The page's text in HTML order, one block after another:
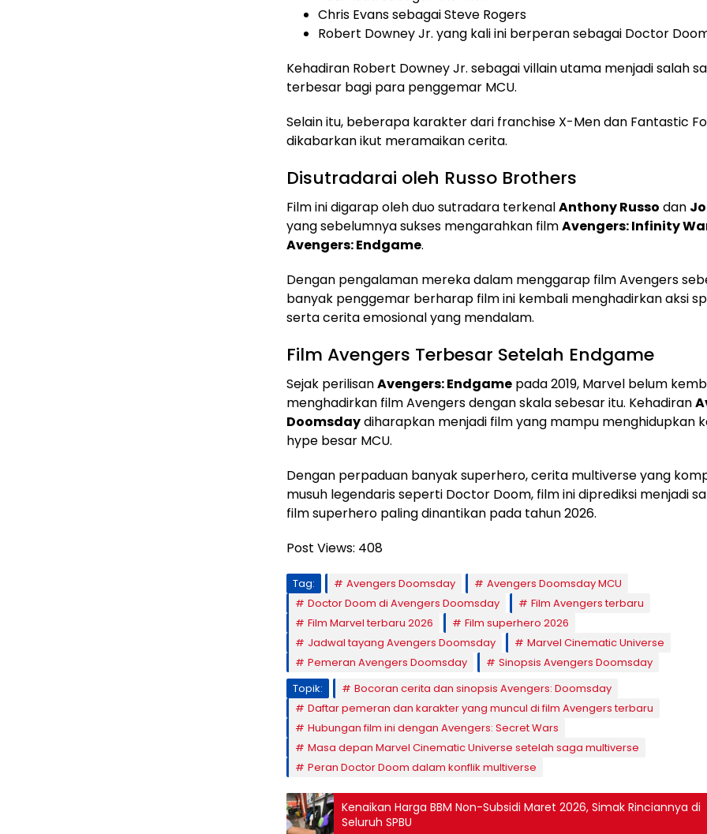
Chris Evans sebagai Steve Rogers
Robert Downey Jr. yang kali ini berperan sebagai Doctor
Kehadiran Robert Downey Jr. sebagai villain utama menjadi salah
terbesar bagi para penggemar MCU.
Selain itu, beberapa karakter dari franchise X-Men dan Fantastic
dikabarkan ikut meramaikan cerita.
Disutradarai oleh Russo Brothers
Film ini digarap oleh duo sutradara terkenalAnthony Russo dan
yang sebelumnya sukses mengarahkan filmAvengers: Infinity
Avengers: Endgame.
Dengan pengalaman mereka dalam menggarap film Avengers
banyak penggemar berharap film ini kembali menghadirkan aksi
serta cerita emosional yang mendalam.
Film Avengers Terbesar Setelah Endgame
Sejak perilisanAvengers: Endgame pada 2019, Marvel belum
menghadirkan film Avengers dengan skala sebesar itu. Kehadiran
Doomsdaydiharapkan menjadi film yang mampu menghidupkan
hype besar MCU.
Dengan perpaduan banyak superhero, cerita multiverse yang
musuh legendaris seperti Doctor Doom, film ini diprediksi menjadi
film superhero paling dinantikan pada tahun 2026.
Post Views: 408
Tag: Avengers Doomsday
Avengers Doomsday MCU
Doctor Doom di Avengers Doomsday
Film Avengers terbaru
Film Marvel terbaru 2026
Film superhero 2026
Jadwal tayang Avengers Doomsday
Marvel Cinematic Universe
Pemeran Avengers Doomsday
Sinopsis Avengers Doomsday
Topik:
Bocoran cerita dan sinopsis Avengers: Doomsday
Daftar pemeran dan karakter yang muncul di film Avengers terbaru
Hubungan film ini dengan Avengers: Secret Wars
Masa depan Marvel Cinematic Universe setelah saga multiverse
Peran Doctor Doom dalam konflik multiverse
Kenaikan Harga BBM Non-Subsidi Maret 2026, Simak Rinciannya di
Seluruh SPBU